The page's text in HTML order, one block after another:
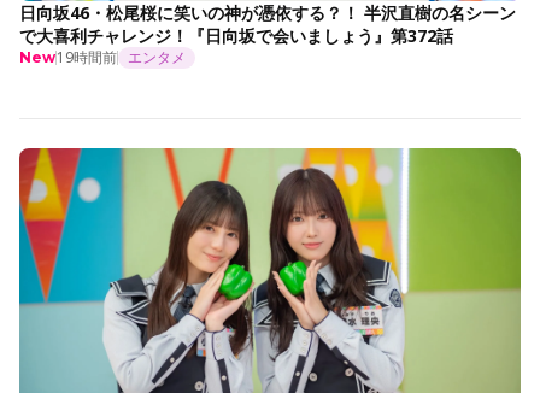
日向坂46・松尾桜に笑いの神が憑依する？！ 半沢直樹の名シーン
で大喜利チャレンジ！『日向坂で会いましょう』第372話
New19時間前 エンタメ